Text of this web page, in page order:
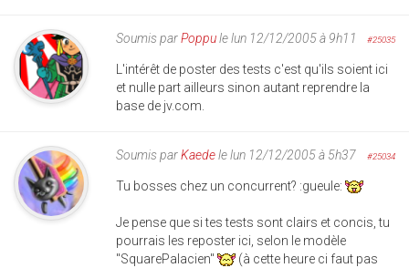
Soumis parPoppule lun 12/12/2005 à 9h11 #25035
L'intérêt de poster des tests c'est qu'ils soient ici
et nulle part ailleurs sinon autant reprendre la
base de jv.com.
Soumis parKaedele lun 12/12/2005 à 5h37 #25034
Tu bosses chez un concurrent? :gueule:
Je pense que si tes tests sont clairs et concis, tu
pourrais les reposter ici, selon le modèle
"SquarePalacien"
(à cette heure ci faut pas